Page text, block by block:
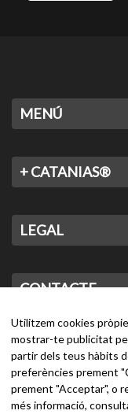
MENÚ
+ CATANIAS®
LEGAL
CONTACTE
Utilitzem cookies
mostrar-te publicitat
partir dels teus hàbits
preferències prement
prement "Acceptar", o
més informació,